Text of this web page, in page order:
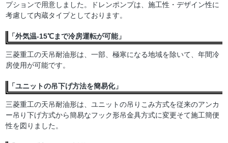
プションで用意しました。ドレンポンプは、施工性・デザイン性に
考慮して内蔵タイプとしております。
「外気温-15℃まで冷房運転が可能」
三菱重工の天吊耐油形は、一部、極寒になる地域を除いて、年間冷
房使用が可能です。
「ユニットの吊下げ方法を簡易化」
三菱重工の天吊耐油形は、ユニットの吊りこみ方式を従来のアンカ
ー吊り下げ方式から簡易なフック形吊金具方式に変更そて施工簡便
性を図りました。